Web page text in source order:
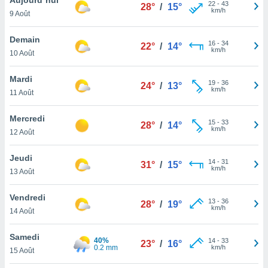
et
»,
au
vous
qu'ils
ou
le
ainsi
un
la
du
9 Août
28° / 15° 22- 43
km/h
Demain
10 Août
22° / 14° 16- 34
km/h
Mardi
11 Août
24° / 13° 19- 36
km/h
Mercredi
12 Août
28° / 14° 15- 33
km/h
Jeudi
13 Août
31° / 15° 14- 31
km/h
Vendredi
14 Août
28° / 19° 13- 36
km/h
Samedi
15 Août
40%
0.2 mm
23° / 16° 14- 33
km/h